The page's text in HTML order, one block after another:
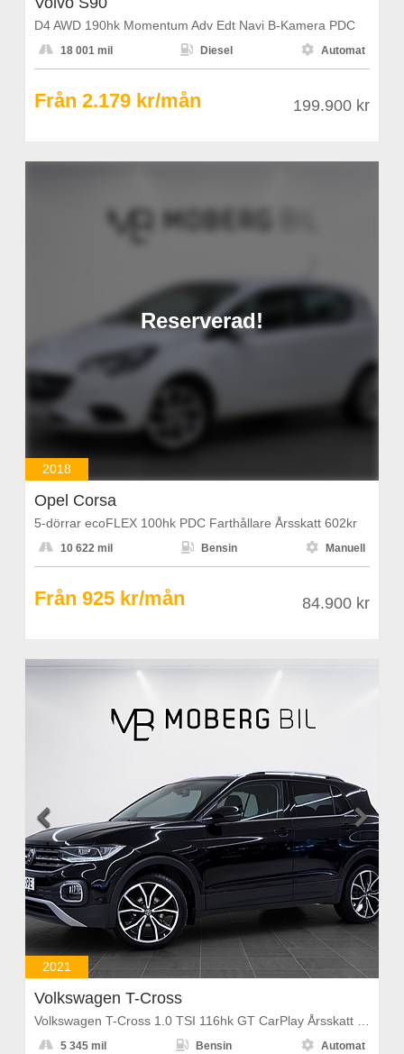
D4 AWD 190hk Momentum Adv Edt Navi B-Kamera PDC
 18 001 mil  Diesel  Automat
Från 2.179 kr/mån 199.900 kr
Reserverad!
2018
Opel Corsa
5-dörrar ecoFLEX 100hk PDC Farthållare Årsskatt 602kr
 10 622 mil  Bensin  Manuell
Från 925 kr/mån 84.900 kr
 
2021
Volkswagen T-Cross
 5 345 mil  Bensin  Automat